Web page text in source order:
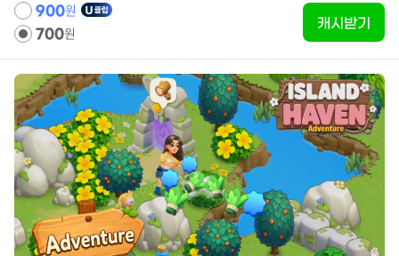
트가 지급됩니다.
900원
700원
캐시받기